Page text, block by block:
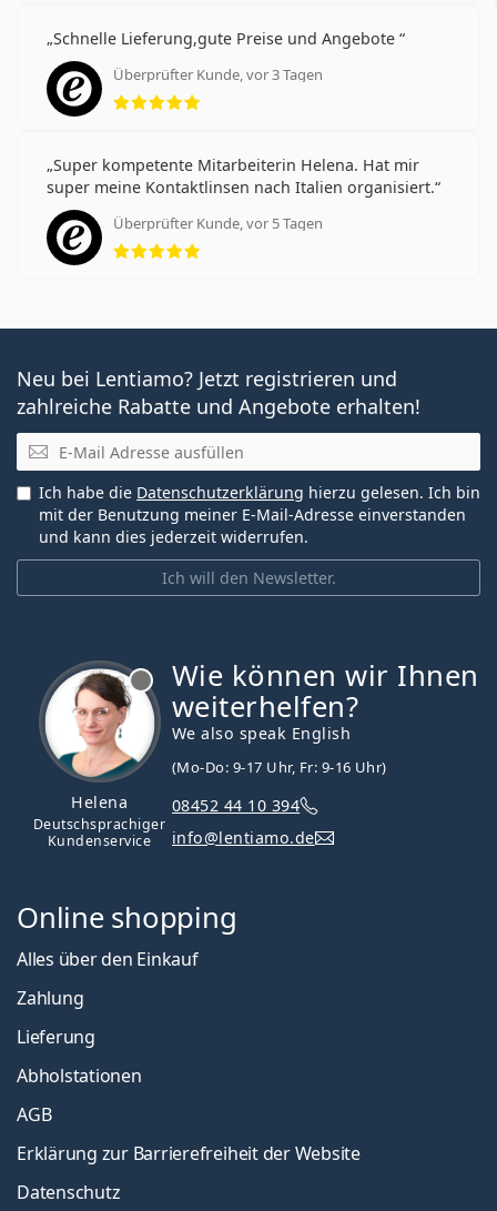
Schnelle Lieferung,gute Preise und Angebote
Überprüfter Kunde, vor 3 Tagen
Bewertung 5 aus 5
Super kompetente Mitarbeiterin Helena. Hat mir
super meine Kontaktlinsen nach Italien organisiert.
Überprüfter Kunde, vor 5 Tagen
Bewertung 5 aus 5
Neu bei Lentiamo? Jetzt registrieren und
zahlreiche Rabatte und Angebote erhalten!
E-Mail
Ich will den Newsletter.
Ich habe die Datenschutzerklärung hierzu gelesen. Ich bin
mit der Benutzung meiner E-Mail-Adresse einverstanden
und kann dies jederzeit widerrufen.
Helena
Deutschsprachiger
Kundenservice
Wie können wir Ihnen
weiterhelfen?
We also speak English
(Mo-Do: 9-17 Uhr, Fr: 9-16 Uhr)
08452 44 10 394
info@lentiamo.de
Online shopping
Alles über den Einkauf
Zahlung
Lieferung
Abholstationen
AGB
Erklärung zur Barrierefreiheit der Website
Datenschutz